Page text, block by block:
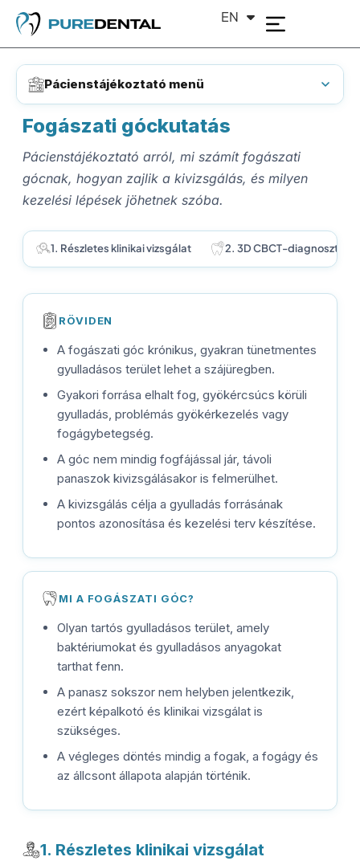
EN
DE
Pácienstájékoztató menü
Fogászati góckutatás
Pácienstájékoztató arról, mi számít fogászati
gócnak, hogyan zajlik a kivizsgálás, és milyen
kezelési lépések jöhetnek szóba.
1. Részletes klinikai vizsgálat 2. 3D CBCT-diagnosztika
RÖVIDEN
A fogászati góc krónikus, gyakran tünetmentes
gyulladásos terület lehet a szájüregben.
Gyakori forrása elhalt fog, gyökércsúcs körüli
gyulladás, problémás gyökérkezelés vagy
fogágybetegség.
A góc nem mindig fogfájással jár, távoli
panaszok kivizsgálásakor is felmerülhet.
A kivizsgálás célja a gyulladás forrásának
pontos azonosítása és kezelési terv készítése.
MI A FOGÁSZATI GÓC?
Olyan tartós gyulladásos terület, amely
baktériumokat és gyulladásos anyagokat
tarthat fenn.
A panasz sokszor nem helyben jelentkezik,
ezért képalkotó és klinikai vizsgálat is
szükséges.
A végleges döntés mindig a fogak, a fogágy és
az állcsont állapota alapján történik.
1. Részletes klinikai vizsgálat